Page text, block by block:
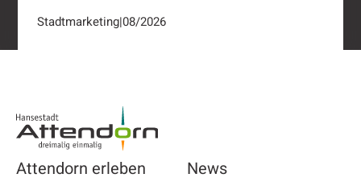
Stadtmarketing|08/2026
Attendorn erleben News